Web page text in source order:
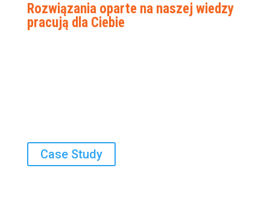
Rozwiązania oparte na naszej wiedzy
pracują dla Ciebie
Case Study